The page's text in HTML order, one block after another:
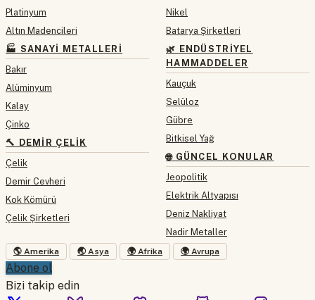
Platinyum
Altın Madencileri
🏭 SANAYI METALLERI
Bakır
Alüminyum
Kalay
Çinko
🔨 DEMIR ÇELIK
Çelik
Demir Cevheri
Kok Kömürü
Çelik Şirketleri
Nikel
Batarya Şirketleri
🌿 ENDÜSTRIYEL
HAMMADDELER
Kauçuk
Selüloz
Gübre
Bitkisel Yağ
🌐 GÜNCEL KONULAR
Jeopolitik
Elektrik Altyapısı
Deniz Nakliyat
Nadir Metaller
🌎 Amerika 🌏 Asya 🌍 Afrika 🌍 Avrupa
Abone ol
Bizi takip edin